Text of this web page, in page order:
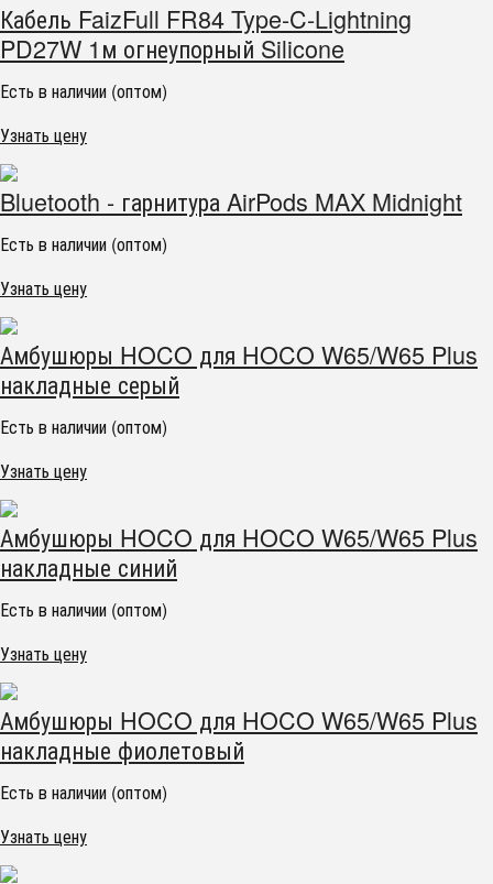
Кабель FaizFull FR84 Type-C-Lightning
PD27W 1м огнеупорный Silicone
Есть в наличии (оптом)
Узнать цену
Bluetooth - гарнитура AirPods MAX Midnight
Есть в наличии (оптом)
Узнать цену
Амбушюры HOCO для HOCO W65/W65 Plus
накладные серый
Есть в наличии (оптом)
Узнать цену
Амбушюры HOCO для HOCO W65/W65 Plus
накладные синий
Есть в наличии (оптом)
Узнать цену
Амбушюры HOCO для HOCO W65/W65 Plus
накладные фиолетовый
Есть в наличии (оптом)
Узнать цену